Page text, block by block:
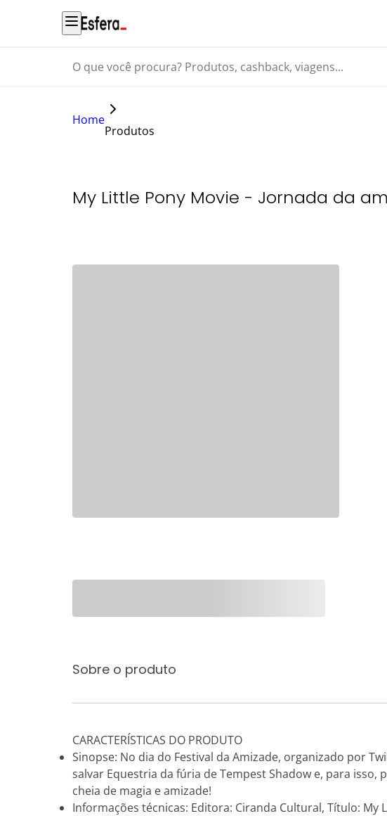
O que você procura? Produtos, cashback, viagens...
Home
Produtos
My Little Pony Movie - Jornada da
Sobre o produto
CARACTERÍSTICAS DO PRODUTO
Sinopse: No dia do Festival da Amizade, organizado por
salvar Equestria da fúria de Tempest Shadow e, para
cheia de magia e amizade!
Informações técnicas: Editora: Ciranda Cultural, Título: